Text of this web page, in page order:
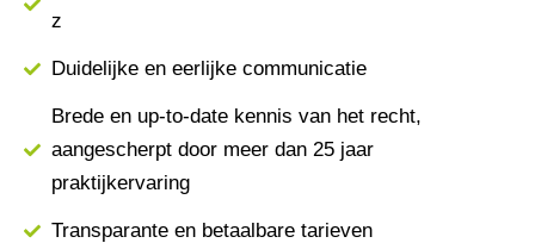
z
Duidelijke en eerlijke communicatie
Brede en up-to-date kennis van het recht,
aangescherpt door meer dan 25 jaar
praktijkervaring
Transparante en betaalbare tarieven